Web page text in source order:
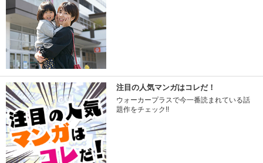
注目の人気マンガはコレだ！
ウォーカープラスで今一番読まれている話
題作をチェック!!